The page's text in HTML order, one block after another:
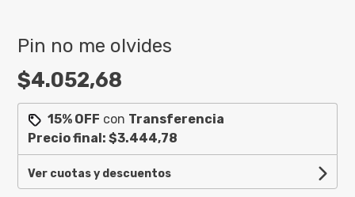
Pin no me olvides
$4.052,68
15% OFF con Transferencia
Precio final:$3.444,78
Ver cuotas y descuentos